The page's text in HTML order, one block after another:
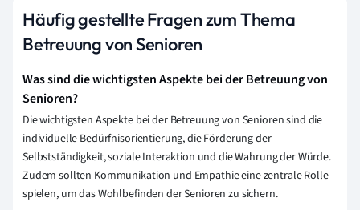
Häufig gestellte Fragen zum Thema
Betreuung von Senioren
Was sind die wichtigsten Aspekte bei der Betreuung von
Senioren?
Die wichtigsten Aspekte bei der Betreuung von Senioren sind die
individuelle Bedürfnisorientierung, die Förderung der
Selbstständigkeit, soziale Interaktion und die Wahrung der Würde.
Zudem sollten Kommunikation und Empathie eine zentrale Rolle
spielen, um das Wohlbefinden der Senioren zu sichern.